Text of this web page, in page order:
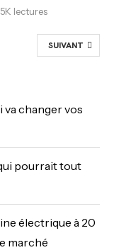
lectures
SUIVANT
va changer vos
pourrait tout
électrique à 20
marché